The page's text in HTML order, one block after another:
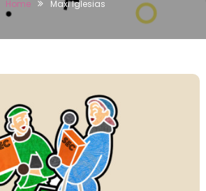
Home Maxi Iglesias